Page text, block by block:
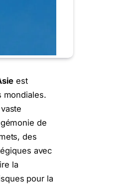
est
mondiales.
de
des
avec
la
pour la